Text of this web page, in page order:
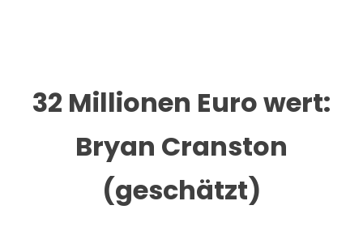
32 Millionen Euro wert:
Bryan Cranston
(geschätzt)